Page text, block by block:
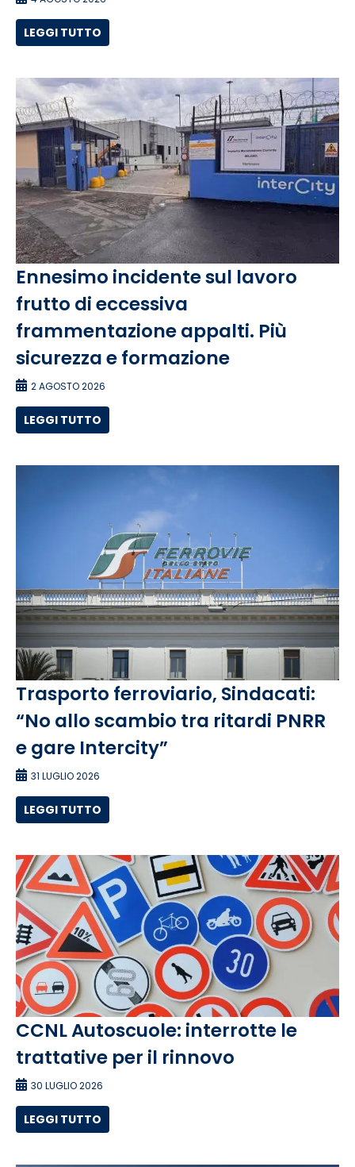
LEGGI TUTTO
Ennesimo incidente sul lavoro
frutto di eccessiva
frammentazione appalti. Più
sicurezza e formazione
2 AGOSTO 2026
LEGGI TUTTO
Trasporto ferroviario, Sindacati:
“No allo scambio tra ritardi PNRR
e gare Intercity”
31 LUGLIO 2026
LEGGI TUTTO
CCNL Autoscuole: interrotte le
trattative per il rinnovo
30 LUGLIO 2026
LEGGI TUTTO